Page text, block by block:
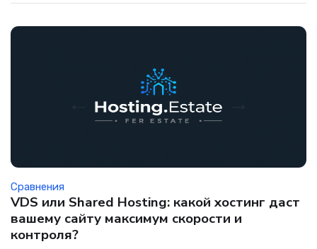
Сравнения
VDS или Shared Hosting: какой хостинг даст
вашему сайту максимум скорости и
контроля?